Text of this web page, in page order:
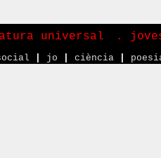
universal .
jo ciència